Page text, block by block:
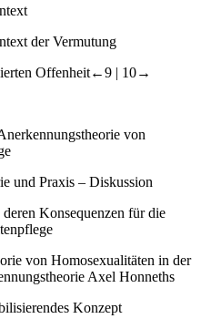
der Vermutung
Offenheit←9 | 10→
von
und Praxis – Diskussion
Konsequenzen für die
von Homosexualitäten in der
Axel Honneths
Konzept